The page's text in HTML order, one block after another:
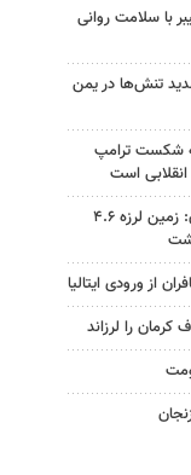
با سلامت روانی
تنش‌ها در یمن
شکست ترامپ
است
مدیرعامل هلال احمر کرمان: زمین لرزه ۴.۶
از ورودی ایتالیا